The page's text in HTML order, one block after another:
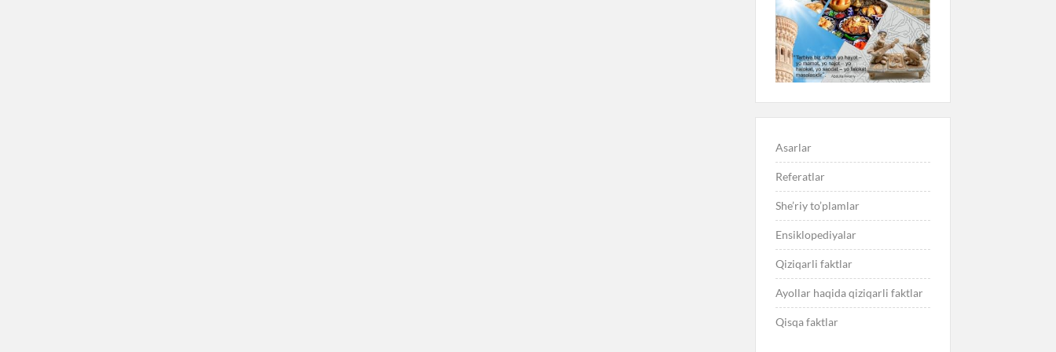
Asarlar
Referatlar
She’riy to’plamlar
Ensiklopediyalar
Qiziqarli faktlar
Ayollar haqida qiziqarli faktlar
Qisqa faktlar